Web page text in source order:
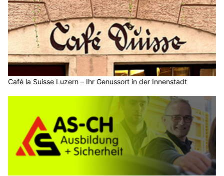
Café la Suisse Luzern – Ihr Genussort in der Innenstadt